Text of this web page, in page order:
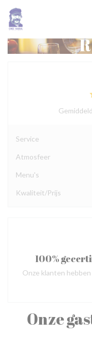
Cookies beheer paneel
Onze
Service
Atmosfeer
Menu's
Kwaliteit/Prijs
100%
Onze klanten